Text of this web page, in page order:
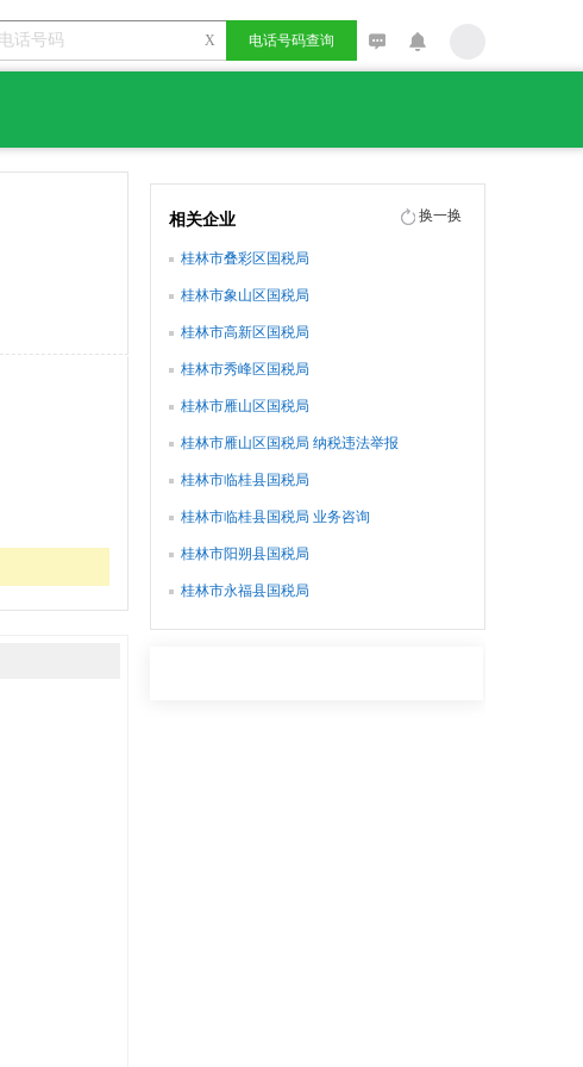
X 电话号码查询
相关企业 换一换
桂林市叠彩区国税局
桂林市象山区国税局
桂林市高新区国税局
桂林市秀峰区国税局
桂林市雁山区国税局
桂林市雁山区国税局 纳税违法举报
桂林市临桂县国税局
桂林市临桂县国税局 业务咨询
桂林市阳朔县国税局
桂林市永福县国税局